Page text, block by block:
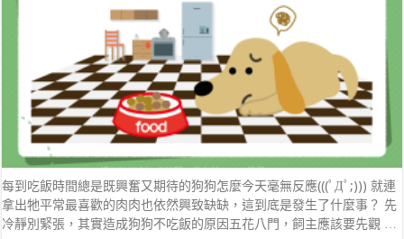
每到吃飯時間總是既興奮又期待的狗狗怎麼今天毫無反應(((ﾟДﾟ;))) 就連
拿出牠平常最喜歡的肉肉也依然興致缺缺，這到底是發生了什麼事？ 先
冷靜別緊張，其實造成狗狗不吃飯的原因五花八門，飼主應該要先觀 …